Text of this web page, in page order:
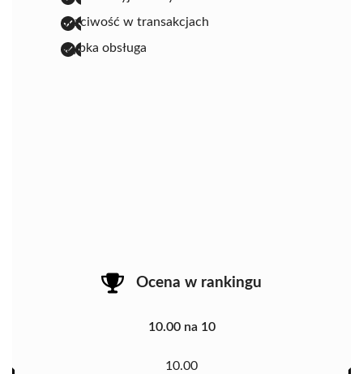
uczciwość w transakcjach
szybka obsługa
Ocena w rankingu
10.00 na 10
10.00